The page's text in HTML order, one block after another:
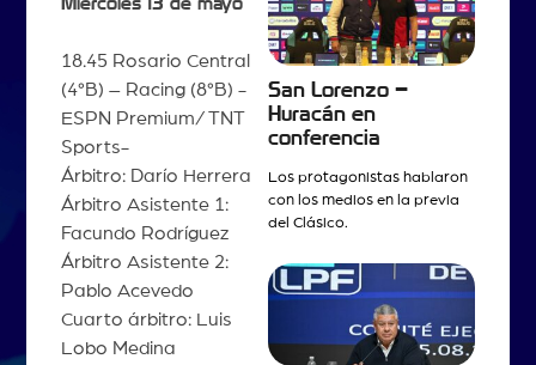
18.45 Rosario Central
(4°B) – Racing (8°B) -
ESPN Premium/ TNT
Sports-
Árbitro: Darío Herrera
Árbitro Asistente 1:
Facundo Rodríguez
Árbitro Asistente 2:
Pablo Acevedo
Cuarto árbitro: Luis
Lobo Medina
San Lorenzo –
Huracán en
conferencia
Los protagonistas hablaron
con los medios en la previa
del Clásico.